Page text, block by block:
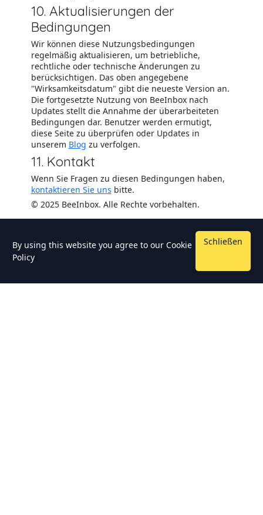
10. Aktualisierungen der
Bedingungen
Wir können diese Nutzungsbedingungen
regelmäßig aktualisieren, um betriebliche,
rechtliche oder technische Änderungen zu
berücksichtigen. Das oben angegebene
"Wirksamkeitsdatum" gibt die neueste Version an.
Die fortgesetzte Nutzung von BeeInbox nach
Updates stellt die Annahme der überarbeiteten
Bedingungen dar. Benutzer werden ermutigt,
diese Seite zu überprüfen oder Updates in
unserem Blog zu verfolgen.
11. Kontakt
Wenn Sie Fragen zu diesen Bedingungen haben,
kontaktieren Sie uns bitte.
© 2025 BeeInbox. Alle Rechte vorbehalten.
By using this website you agree to our Cookie
Policy
Schließen